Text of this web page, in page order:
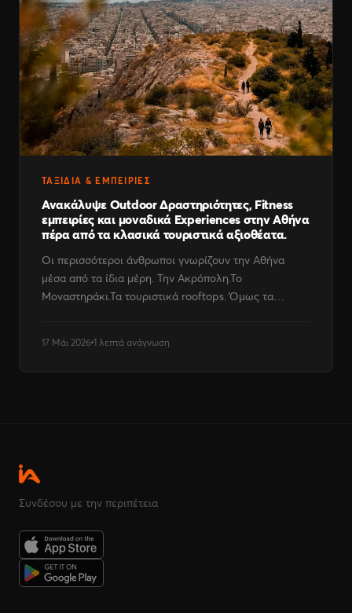
ΤΑΞΊΔΙΑ & ΕΜΠΕΙΡΊΕΣ
Ανακάλυψε Outdoor Δραστηριότητες, Fitness
εμπειρίες και μοναδικά Experiences στην Αθήνα
πέρα από τα κλασικά τουριστικά αξιοθέατα.
Οι περισσότεροι άνθρωποι γνωρίζουν την Αθήνα
μέσα από τα ίδια μέρη. Την Ακρόπολη.Το
Μοναστηράκι.Τα τουριστικά rooftops. Όμως τα…
17 Μάι 2026 1 λεπτά ανάγνωση
Συνδέσου με την περιπέτεια